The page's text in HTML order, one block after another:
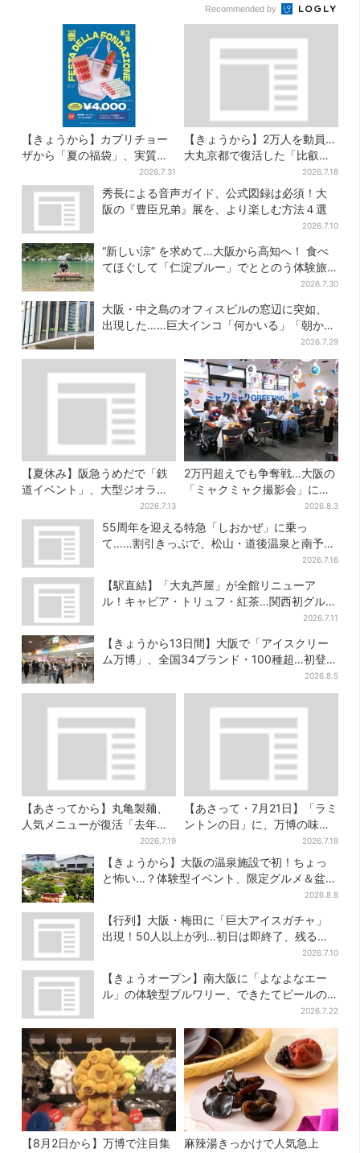
Recommended by
【きょうから】カプリチョー
ザから「夏の福袋」、実質無
料…？値段以上の食事券＆限
定アイテム付き
2026.7.31
【きょうから】2万人を動員…
大丸京都で復活した「比叡山
お化け屋敷」、コース延長
で“怖さ”パワーアップ
2026.7.18
秀長による音声ガイド、公式図録は必須！大
阪の『豊臣兄弟』展を、より楽しむ方法４選
2026.7.10
“新しい涼” を求めて…大阪から高知へ！ 食べ
てほぐして「仁淀ブルー」でととのう体験旅
2026.7.30
大阪・中之島のオフィスビルの窓辺に突如、
出現した……巨大インコ「何かいる」「朝から
2026.7.29
【夏休み】阪急うめだで「鉄
道イベント」、大型ジオラマ
＆運転体験コーナー…豪華ゲ
ストも4人登場
2026.7.13
2万円超えでも争奪戦…大阪の
「ミャクミャク撮影会」に全
国からファン集結、参加者に
聞いた「それでも会いたい理
由」
2026.8.3
55周年を迎える特急「しおかぜ」に乗っ
て……割引きっぷで、松山・道後温泉と南予を
2026.7.16
【駅直結】「大丸芦屋」が全館リニューア
ル！キャビア・トリュフ・紅茶…関西初グルメ
2026.7.11
【きょうから13日間】大阪で「アイスクリー
ム万博」、全国34ブランド・100種超…初登場
2026.8.5
【あさってから】丸亀製麺、
人気メニューが復活「去年め
っちゃハマった」「待ってた
よ！」「夏の救世主」
2026.7.19
【あさって・7月21日】「ラミ
ントンの日」に、万博の味が
大阪で復活…カフェで100
個“無料配布”
2026.7.19
【きょうから】大阪の温泉施設で初！ちょっ
と怖い…？体験型イベント、限定グルメ＆盆踊
2026.8.8
【行列】大阪・梅田に「巨大アイスガチャ」
出現！50人以上が列…初日は即終了、残る開
2026.7.10
【きょうオープン】南大阪に「よなよなエー
ル」の体験型ブルワリー、できたてビールの
2026.7.22
【8月2日から】万博で注目集
麻辣湯きっかけで人気急上